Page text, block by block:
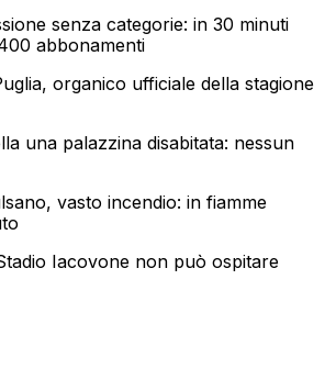
senza categorie: in 30 minuti
abbonamenti
organico ufficiale della stagione
una palazzina disabitata: nessun
vasto incendio: in fiamme
Iacovone non può ospitare